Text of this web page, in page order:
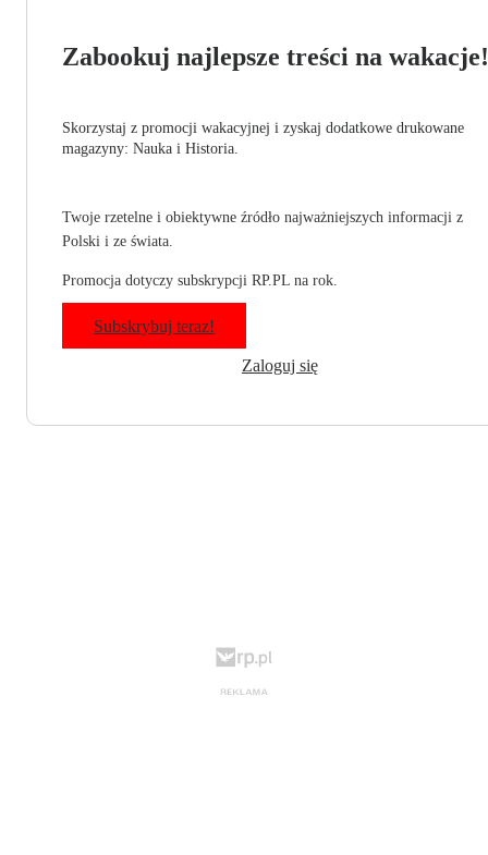
Zabookuj najlepsze treści na wakacje!
Skorzystaj z promocji wakacyjnej i zyskaj dodatkowe drukowane
magazyny: Nauka i Historia.
Twoje rzetelne i obiektywne źródło najważniejszych informacji z
Polski i ze świata.
Promocja dotyczy subskrypcji RP.PL na rok.
Subskrybuj teraz!
Zaloguj się